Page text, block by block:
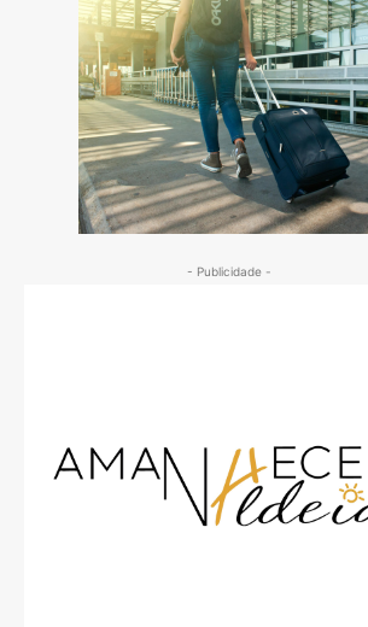
- Publicidade -